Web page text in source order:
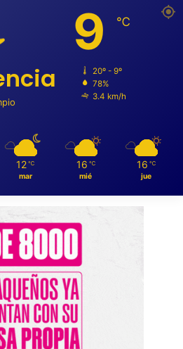
9 ℃
20º - 9º
78%
3.4 km/h
12 ℃
mar
16 ℃
mié
16 ℃
jue